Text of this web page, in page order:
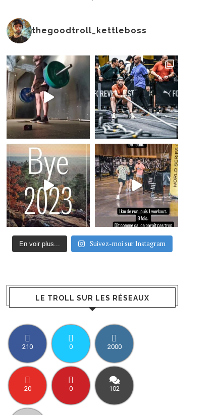
thegoodtroll_kettleboss
En voir plus... Suivez-moi sur Instagram
LE TROLL SUR LES RÉSEAUX
210 0 2000
20 0 102